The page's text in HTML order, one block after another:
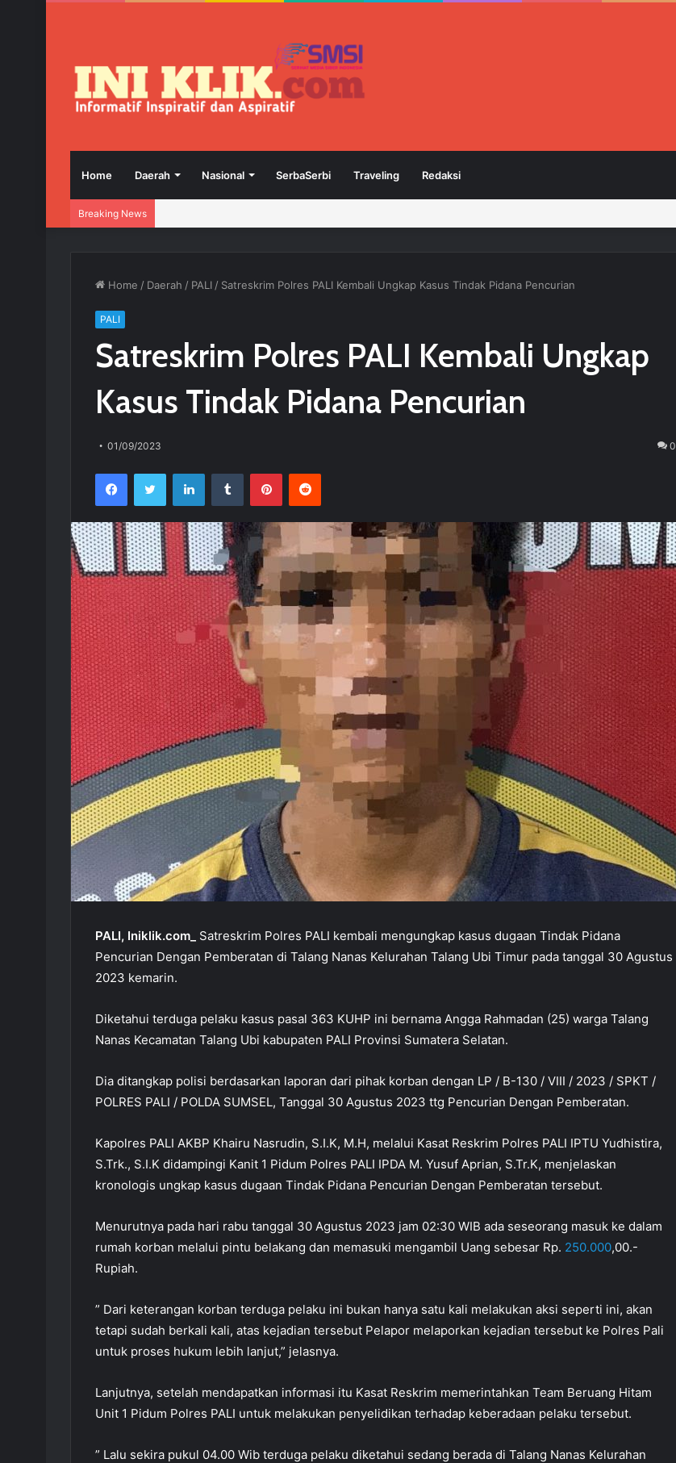
Home Daerah Nasional SerbaSerbi Traveling Redaksi
Breaking News
Home / Daerah / PALI / Satreskrim Polres PALI Kembali Ungkap Kasus Tindak Pidana Pencurian
PALI
Satreskrim Polres PALI Kembali Ungkap
Kasus Tindak Pidana Pencurian
01/09/2023 0
PALI, Iniklik.com_
Satreskrim Polres PALI kembali mengungkap kasus dugaan Tindak Pidana
Pencurian Dengan Pemberatan di Talang Nanas Kelurahan Talang Ubi Timur pada tanggal 30 Agustus
2023 kemarin.
Diketahui terduga pelaku kasus pasal 363 KUHP ini bernama Angga Rahmadan (25) warga Talang
Nanas Kecamatan Talang Ubi kabupaten PALI Provinsi Sumatera Selatan.
Dia ditangkap polisi berdasarkan laporan dari pihak korban dengan LP / B-130 / VIII / 2023 / SPKT /
POLRES PALI / POLDA SUMSEL, Tanggal 30 Agustus 2023 ttg Pencurian Dengan Pemberatan.
Kapolres PALI AKBP Khairu Nasrudin, S.I.K, M.H, melalui Kasat Reskrim Polres PALI IPTU Yudhistira,
S.Trk., S.I.K didampingi Kanit 1 Pidum Polres PALI IPDA M. Yusuf Aprian, S.Tr.K, menjelaskan
kronologis ungkap kasus dugaan Tindak Pidana Pencurian Dengan Pemberatan tersebut.
Menurutnya pada hari rabu tanggal 30 Agustus 2023 jam 02:30 WIB ada seseorang masuk ke dalam
rumah korban melalui pintu belakang dan memasuki mengambil Uang sebesar Rp. 250.000,00.-
Rupiah.
” Dari keterangan korban terduga pelaku ini bukan hanya satu kali melakukan aksi seperti ini, akan
tetapi sudah berkali kali, atas kejadian tersebut Pelapor melaporkan kejadian tersebut ke Polres Pali
untuk proses hukum lebih lanjut,” jelasnya.
Lanjutnya, setelah mendapatkan informasi itu Kasat Reskrim memerintahkan Team Beruang Hitam
Unit 1 Pidum Polres PALI untuk melakukan penyelidikan terhadap keberadaan pelaku tersebut.
” Lalu sekira pukul 04.00 Wib terduga pelaku diketahui sedang berada di Talang Nanas Kelurahan